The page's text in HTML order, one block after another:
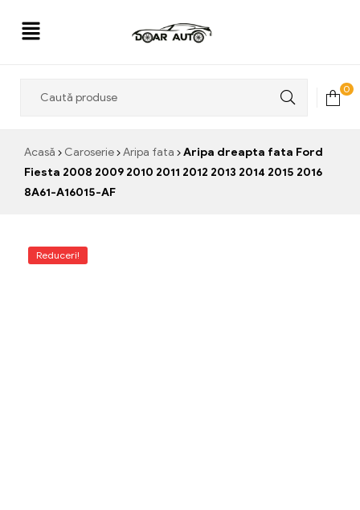
0
Acasă Caroserie Aripa fata
Aripa dreapta fata Ford
Fiesta 2008 2009 2010 2011 2012 2013 2014 2015 2016
8A61-A16015-AF
Reduceri!